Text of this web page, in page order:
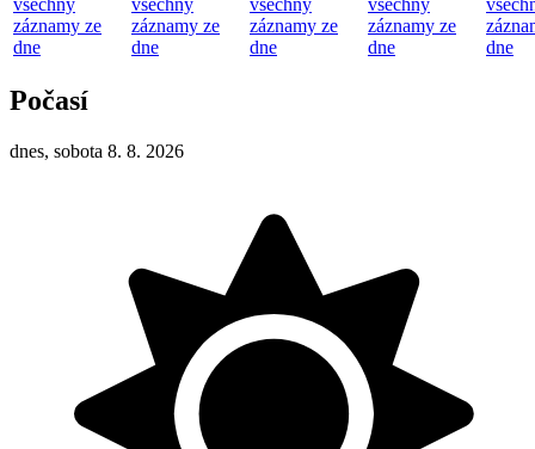
záznamy ze
dne
záznamy ze
dne
záznamy ze
dne
záznamy ze
dne
dne
Počasí
dnes, sobota 8. 8. 2026